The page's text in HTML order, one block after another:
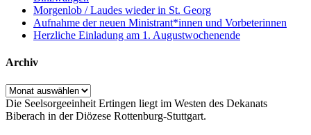
Morgenlob / Laudes wieder in St. Georg
Aufnahme der neuen Ministrant*innen und Vorbeterinnen
Herzliche Einladung am 1. Augustwochenende
Archiv
Archiv
Die Seelsorgeeinheit Ertingen liegt im Westen des Dekanats
Biberach in der Diözese Rottenburg-Stuttgart.